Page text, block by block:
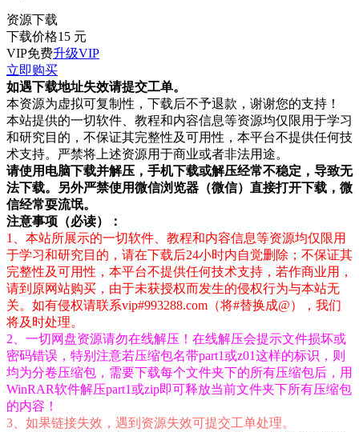
资源下载
下载价格15 元
VIP免费升级VIP
立即购买
如遇下载地址失效请提交工单。
本资源为虚拟可复制性，下载后不予退款，谢谢您的支持！
本站提供的一切软件、教程和内容信息等资源均仅限用于学习
和研究目的，不保证其完整性及可用性，本平台不提供任何技
术支持。严禁将上述资源用于商业或者非法用途。
请使用电脑下载并解压，手机下载或解压经常不稳定，导致无
法下载。另外严禁使用微信浏览器（微信）直接打开下载，微
信经常耍流氓。
注意事项（必读）：
1、本站所展示的一切软件、教程和内容信息等资源均仅限用
于学习和研究目的，请在下载后24小时内自觉删除；不保证其
完整性及可用性，本平台不提供任何技术支持，若作商业用，
请到原网站购买，由于未获授权而发生的侵权行为与本站无
关。如有侵权请联系vip#993288.com（将#替换成@），我们
将及时处理。
2、一切网盘资源请勿在线解压！在线解压会提示文件损坏或
密码错误，特别注意若压缩包名带part1或z01这样的标识，则
均为分卷压缩包，需要下载每个文件夹下的所有压缩包后，用
WinRAR软件解压part1或zip即可释放当前文件夹下所有压缩包
的内容！
3、如果链接失效，遇到资源失效可提交工单处理。